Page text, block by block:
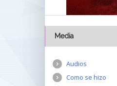
Media
Audios
Como se hizo